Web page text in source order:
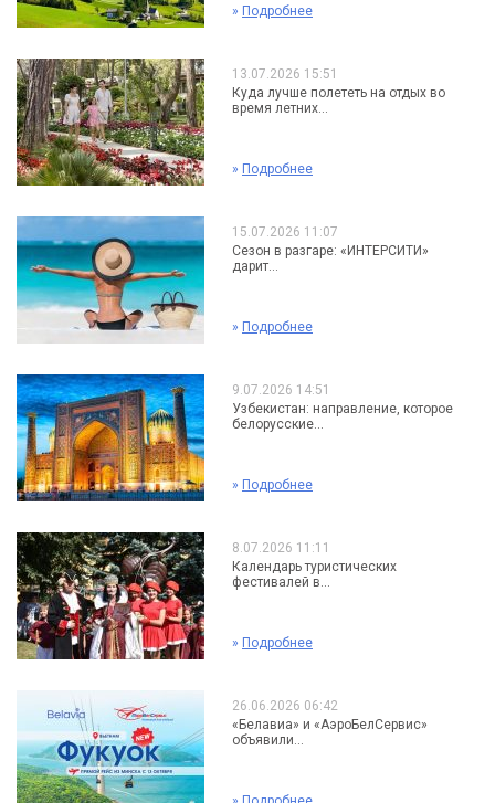
» Подробнее
13.07.2026 15:51
Куда лучше полететь на отдых во
время летних...
» Подробнее
15.07.2026 11:07
Сезон в разгаре: «ИНТЕРСИТИ»
дарит...
» Подробнее
9.07.2026 14:51
Узбекистан: направление, которое
белорусские...
» Подробнее
8.07.2026 11:11
Календарь туристических
фестивалей в...
» Подробнее
26.06.2026 06:42
«Белавиа» и «АэроБелСервис»
объявили...